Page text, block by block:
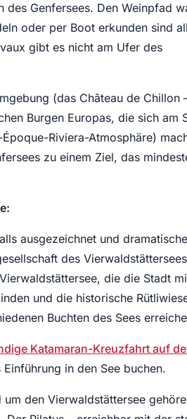
des Genfersees. Den Weinpfad
oder per Boot erkunden sind
gibt es nicht am Ufer des
(das Château de Chillon
Burgen Europas, die sich am
Riviera-Atmosphäre)
zu einem Ziel, das
ausgezeichnet und
des
die die Stadt
und die historische
Buchten des Sees
Katamaran-Kreuzfahrt auf
Einführung in den See buchen.
um den Vierwaldstättersee